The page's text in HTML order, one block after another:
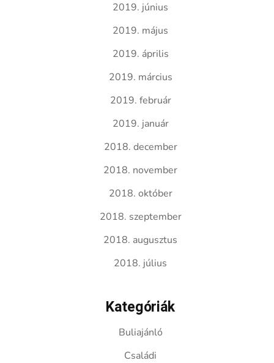
2019. június
2019. május
2019. április
2019. március
2019. február
2019. január
2018. december
2018. november
2018. október
2018. szeptember
2018. augusztus
2018. július
Kategóriák
Buliajánló
Családi